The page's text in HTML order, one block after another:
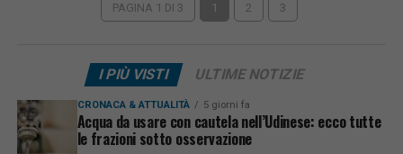
PAGINA 1 DI 3 1 2 3
I PIÙ VISTI ULTIME NOTIZIE
CRONACA & ATTUALITÀ 5 giorni fa
Acqua da usare con cautela nell’Udinese: ecco tutte
le frazioni sotto osservazione